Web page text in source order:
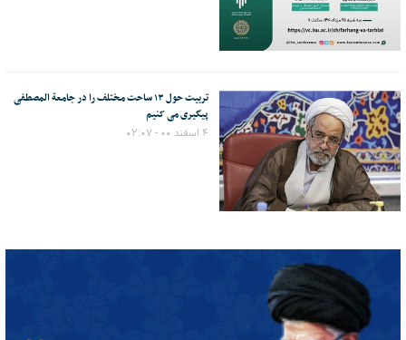
تربیت حول ۱۳ ساحت مختلف را در جامعة المصطفی
پیگیری می کنیم
۴ اسفند ۰۰ - ۰۲:۰۷